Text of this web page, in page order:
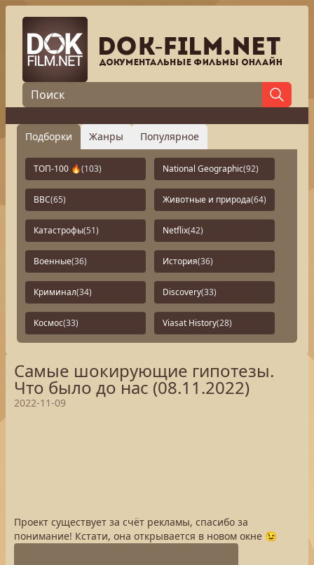
Подборки Жанры Популярное
ТОП-100 🔥(103) National Geographic(92)
BBC(65) Животные и природа(64)
Катастрофы(51) Netflix(42)
Военные(36) История(36)
Криминал(34) Discovery(33)
Космос(33) Viasat History(28)
Самые шокирующие гипотезы.
Что было до нас (08.11.2022)
2022-11-09
Проект существует за счёт рекламы, спасибо за
понимание! Кстати, она открывается в новом окне 😉